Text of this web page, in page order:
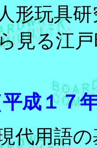
形玩具
見る江
成１７
用語の